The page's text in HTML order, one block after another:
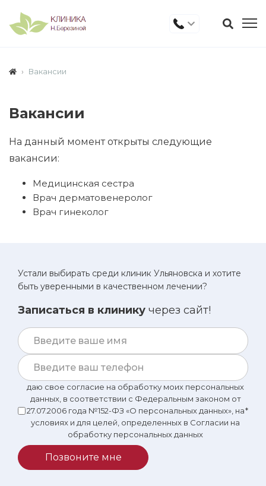
Вакансии
Вакансии
На данный момент открыты следующие
вакансии:
Медицинская сестра
Врач дерматовенеролог
Врач гинеколог
Устали выбирать среди клиник Ульяновска и хотите
быть уверенными в качественном лечении?
Записаться в клинику через сайт!
даю свое согласие на обработку моих персональных
данных, в соответствии с Федеральным законом от
27.07.2006 года №152-ФЗ «О персональных данных», на
условиях и для целей, определенных в Согласии на
обработку персональных данных
*
Позвоните мне